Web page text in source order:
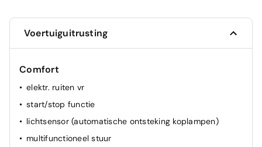
Voertuiguitrusting
Comfort
elektr. ruiten vr
start/stop functie
lichtsensor (automatische ontsteking koplampen)
multifunctioneel stuur